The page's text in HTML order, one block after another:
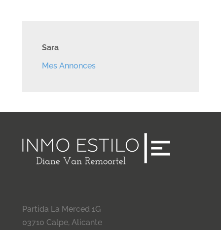
Sara
Mes Annonces
Partida La Merced 1G
03710 Calpe, Alicante